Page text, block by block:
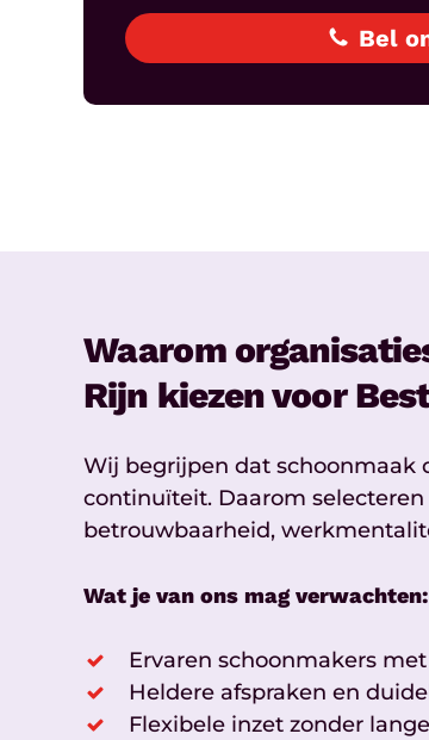
Bel
Waarom
Rijn kiezen voor
Wij begrijpen dat schoonmaak
continuïteit. Daarom
betrouwbaarheid,
Wat je van ons mag verwachten:
Ervaren schoonmakers
Heldere afspraken en
Flexibele inzet zonder